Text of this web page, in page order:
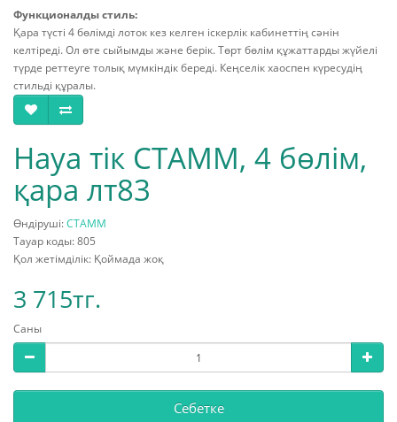
Функционалды стиль:
Қара түсті 4 бөлімді лоток кез келген іскерлік кабинеттің сәнін
келтіреді. Ол өте сыйымды және берік. Төрт бөлім құжаттарды жүйелі
түрде реттеуге толық мүмкіндік береді. Кеңселік хаоспен күресудің
стильді құралы.
Науа тік СТАММ, 4 бөлім,
қара лт83
Өндіруші:СТАММ
Тауар коды: 805
Қол жетімділік: Қоймада жоқ
3 715тг.
Саны
Себетке